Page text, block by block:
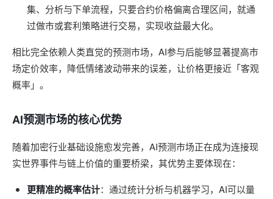
集、分析与下单流程，只要合约价格偏离合理区间，就通
过做市或套利策略进行交易，实现收益最大化。
相比完全依赖人类直觉的预测市场，AI参与后能够显著提高市
场定价效率，降低情绪波动带来的误差，让价格更接近「客观
概率」。
AI预测市场的核心优势
随着加密行业基础设施愈发完善，AI预测市场正在成为连接现
实世界事件与链上价值的重要桥梁，其优势主要体现在：
更精准的概率估计：通过统计分析与机器学习，AI可以量